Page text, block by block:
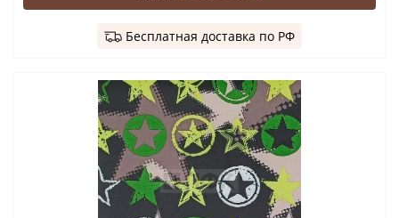
Бесплатная доставка по РФ